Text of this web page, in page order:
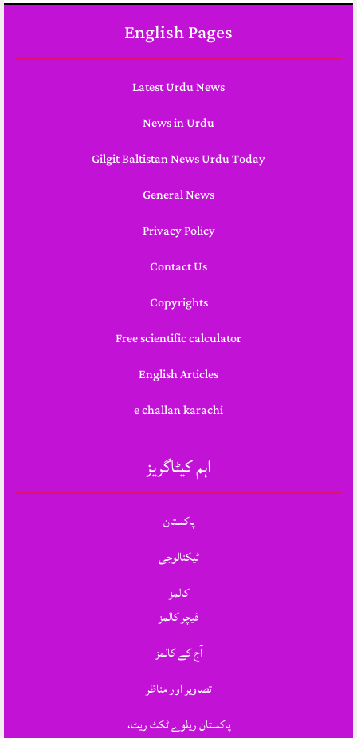
English Pages
Latest Urdu News
News in Urdu
Gilgit Baltistan News Urdu Today
General News
Privacy Policy
Contact Us
Copyrights
Free scientific calculator
English Articles
e challan karachi
اہم کیٹاگریز
پاکستان
ٹیکنالوجی
کالمز
فیچر کالمز
آج کے کالمز
تصاویر اور مناظر
پاکستان ریلوے ٹکٹ ریٹ،